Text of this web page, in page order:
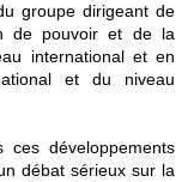
groupe dirigeant de
de pouvoir et de la
international et en
et du niveau
développements
débat sérieux sur la